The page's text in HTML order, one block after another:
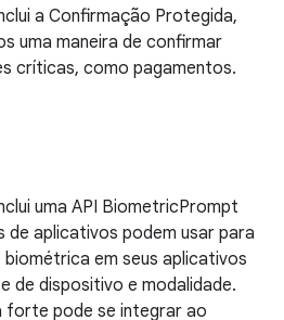
a Confirmação Protegida,
uma maneira de confirmar
críticas, como pagamentos.
uma API BiometricPrompt
de aplicativos podem usar para
em seus aplicativos
de dispositivo e modalidade.
forte pode se integrar ao